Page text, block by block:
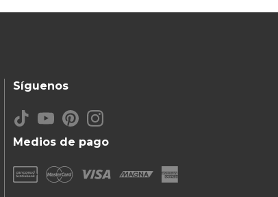
Medios de pago
Síguenos